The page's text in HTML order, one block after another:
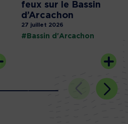
feux sur le Bassin
d’Arcachon
27 juillet 2026
#Bassin d'Arcachon